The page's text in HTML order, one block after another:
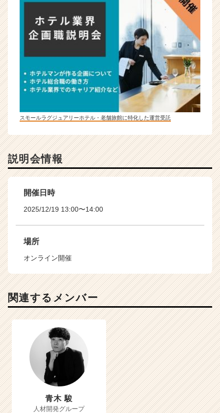
スモールラグジュアリーホテル・老舗旅館に特化した運営受託
説明会情報
開催日時
2025/12/19 13:00〜14:00
場所
オンライン開催
関連するメンバー
青木 駿
人材開発グループ